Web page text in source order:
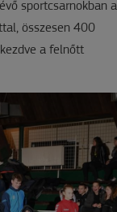
sportcsarnokban a
összesen 400
a felnőtt